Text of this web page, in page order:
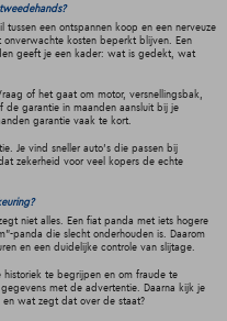
een ontspannen koop en een nerveuze
kosten beperkt blijven. Een
geeft je een kader: wat is gedekt, wat
of het gaat om motor, versnellingsbak,
garantie in maanden aansluit bij je
garantie vaak te kort.
Je vind sneller auto’s die passen bij
zekerheid voor veel kopers de echte
niet alles. Een fiat panda met iets hogere
panda die slecht onderhouden is. Daarom
en een duidelijke controle van slijtage.
historiek te begrijpen en om fraude te
met de advertentie. Daarna kijk je
wat zegt dat over de staat?